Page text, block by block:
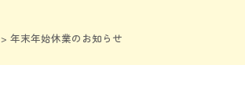
>年末年始休業のお知らせ